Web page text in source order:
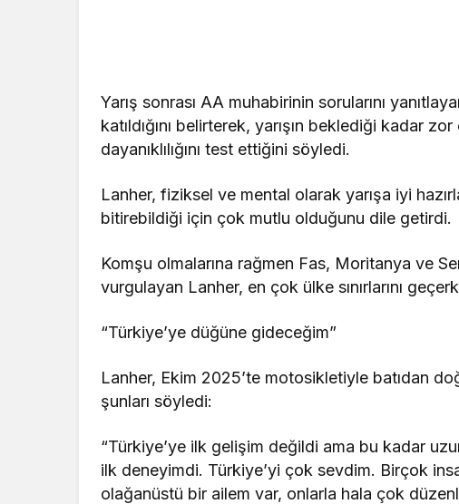
Yarış sonrası AA muhabirinin sorularını
katıldığını belirterek, yarışın beklediği kadar
dayanıklılığını test ettiğini söyledi.
Lanher, fiziksel ve mental olarak yarışa iyi
bitirebildiği için çok mutlu olduğunu dile getirdi.
Komşu olmalarına rağmen Fas, Moritanya ve
vurgulayan Lanher, en çok ülke sınırlarını
“Türkiye’ye düğüne gideceğim”
Lanher, Ekim 2025’te motosikletiyle batıdan
şunları söyledi:
“Türkiye’ye ilk gelişim değildi ama bu kadar
ilk deneyimdi. Türkiye’yi çok sevdim. Birçok
olağanüstü bir ailem var, onlarla hala çok